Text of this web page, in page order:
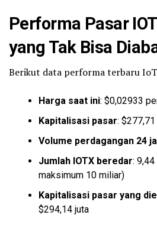
Performa Pasar
yang Tak Bisa
Berikut data performa terbaru
Harga saat ini: $0,02933
Kapitalisasi pasar: $277,71
Volume perdagangan 24
Jumlah IOTX beredar:
maksimum 10 miliar)
Kapitalisasi pasar yang
$294,14 juta